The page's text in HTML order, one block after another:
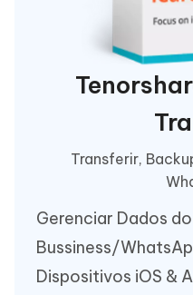
Transferir,
Gerenciar Dados
Bussiness/
Dispositivos iOS &